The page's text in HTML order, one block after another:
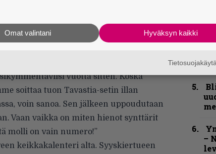
varpaille cd-r, jonka kannessa luki
vuotta sitten. Koska
soittaa tuon Tavastia-setin illan
voin sanoa. Sen jälkeen uppoudutaan
Vaan vaikka on miten hienot synttärit
molli on vain numero!”
keikkakalenteri alta. Syyskiertueen
–
Hyväksyn kaikki
Omat valintani